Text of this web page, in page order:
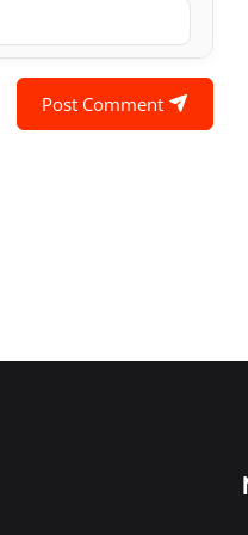
Post Comment